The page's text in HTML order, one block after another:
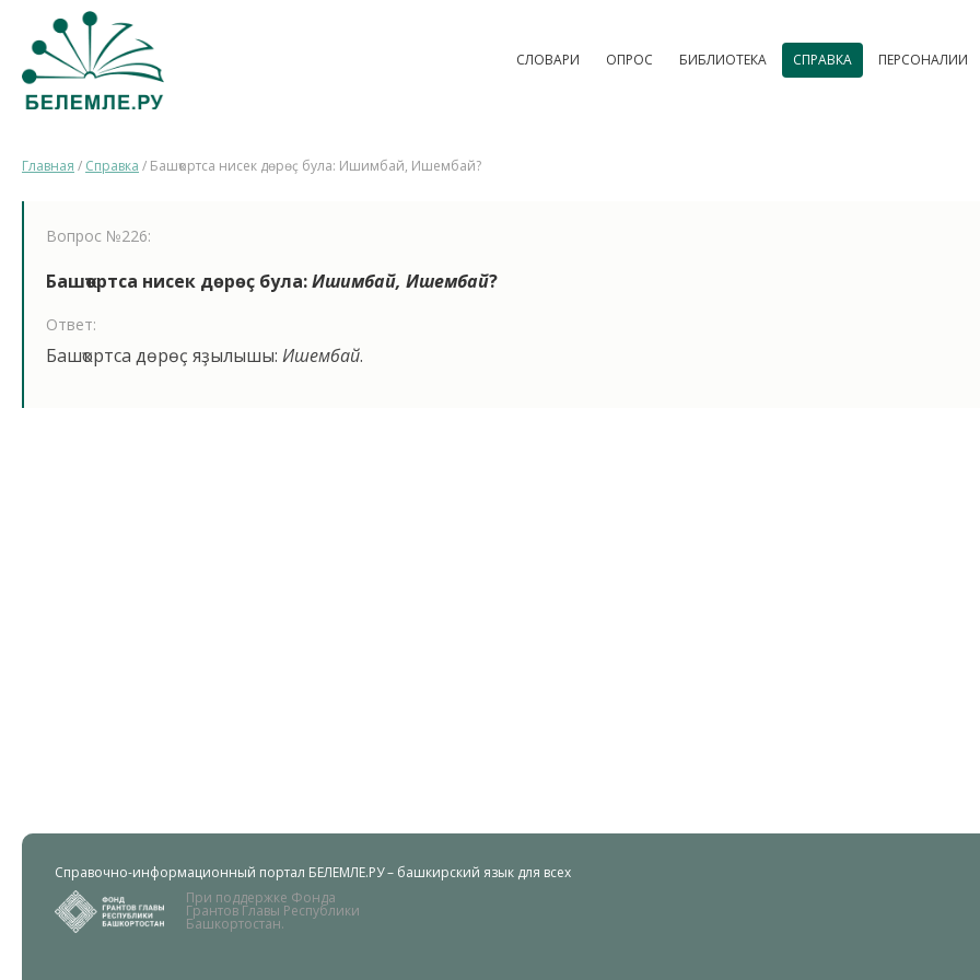
СЛОВАРИ ОПРОС БИБЛИОТЕКА СПРАВКА ПЕРСОНАЛИИ
Главная / Справка / Башҡортса нисек дөрөҫ була: Ишимбай, Ишембай?
Вопрос №226:
Башҡортса нисек дөрөҫ була:Ишимбай, Ишембай?
Ответ:
Башҡортса дөрөҫ яҙылышы: Ишембай.
Справочно-информационный портал БЕЛЕМЛЕ.РУ – башкирский язык для всех
При поддержке Фонда
Грантов Главы Республики
Башкортостан.